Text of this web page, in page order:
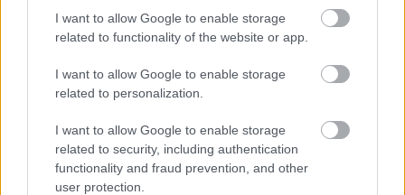
I want to allow Google to enable storage
related to functionality of the website or app.
I want to allow Google to enable storage
related to personalization.
I want to allow Google to enable storage
related to security, including authentication
functionality and fraud prevention, and other
user protection.
színház munkáját a váltás során.
döntéseket jóváhagynia, amelyeket a
következő évadra vonatkozóan ő hoz meg az
igazgatói poszt átvételéig. "Neki kell majd
levezényelnie a kényes kérdéseket is" - fűzte
hozzá. A Kossuth-díjas rendező egyben
reményét fejezte ki, hogy a közös munka